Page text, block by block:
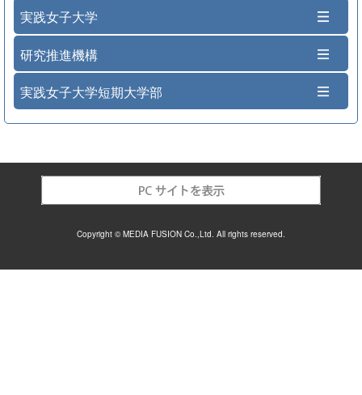
実践女子大学
研究推進機構
実践女子大学短期大学部
Copyright © MEDIA FUSION Co.,Ltd. All rights reserved.